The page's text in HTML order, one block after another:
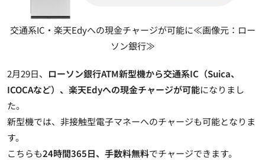
交通系IC・楽天Edyへの現金チャージが可能に≪画像元：ロー
ソン銀行≫
2月29日、 ローソン銀行ATM新型機から交通系IC（Suica、
ICOCAなど）、楽天Edyへの現金チャージが可能になりまし
た。
新型機では、非接触型電子マネーへのチャージも可能となりま
す。
こちらも24時間365日、手数料無料でチャージできます。